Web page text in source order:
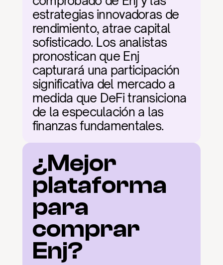
estrategias innovadoras de
rendimiento, atrae capital
sofisticado. Los analistas
pronostican que Enj
capturará una participación
significativa del mercado a
medida que DeFi transiciona
de la especulación a las
finanzas fundamentales.
¿Mejor
plataforma
para
comprar
Enj?